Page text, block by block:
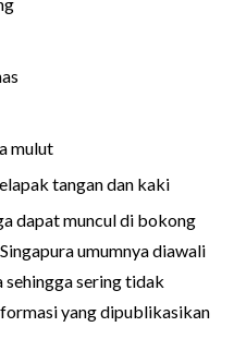
mulut
tangan dan kaki
dapat muncul di bokong
umumnya diawali
sehingga sering tidak
yang dipublikasikan